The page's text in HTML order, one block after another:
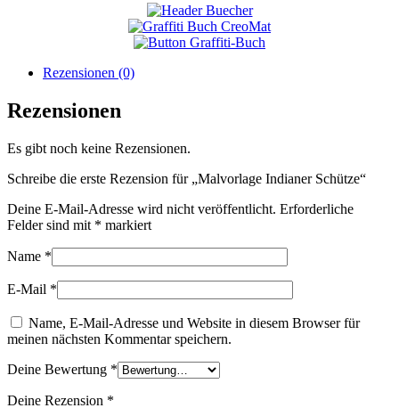
Rezensionen (0)
Rezensionen
Es gibt noch keine Rezensionen.
Schreibe die erste Rezension für „Malvorlage Indianer Schütze“
Deine E-Mail-Adresse wird nicht veröffentlicht. Erforderliche
Felder sind mit * markiert
Name *
E-Mail *
Name, E-Mail-Adresse und Website in diesem Browser für
meinen nächsten Kommentar speichern.
Deine Bewertung *
Deine Rezension *